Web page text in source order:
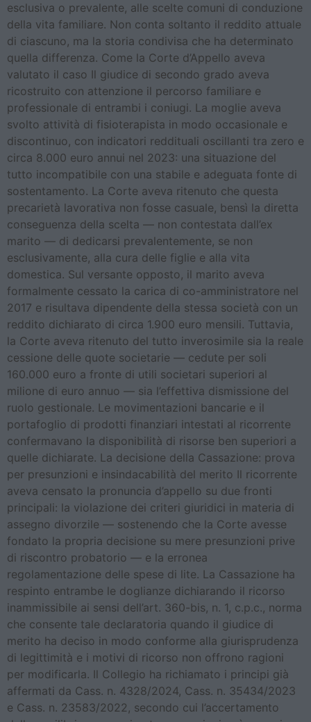
esclusiva o prevalente, alle scelte comuni di conduzione
della vita familiare. Non conta soltanto il reddito attuale
di ciascuno, ma la storia condivisa che ha determinato
quella differenza. Come la Corte d’Appello aveva
valutato il caso Il giudice di secondo grado aveva
ricostruito con attenzione il percorso familiare e
professionale di entrambi i coniugi. La moglie aveva
svolto attività di fisioterapista in modo occasionale e
discontinuo, con indicatori reddituali oscillanti tra zero e
circa 8.000 euro annui nel 2023: una situazione del
tutto incompatibile con una stabile e adeguata fonte di
sostentamento. La Corte aveva ritenuto che questa
precarietà lavorativa non fosse casuale, bensì la diretta
conseguenza della scelta — non contestata dall’ex
marito — di dedicarsi prevalentemente, se non
esclusivamente, alla cura delle figlie e alla vita
domestica. Sul versante opposto, il marito aveva
formalmente cessato la carica di co-amministratore nel
2017 e risultava dipendente della stessa società con un
reddito dichiarato di circa 1.900 euro mensili. Tuttavia,
la Corte aveva ritenuto del tutto inverosimile sia la reale
cessione delle quote societarie — cedute per soli
160.000 euro a fronte di utili societari superiori al
milione di euro annuo — sia l’effettiva dismissione del
ruolo gestionale. Le movimentazioni bancarie e il
portafoglio di prodotti finanziari intestati al ricorrente
confermavano la disponibilità di risorse ben superiori a
quelle dichiarate. La decisione della Cassazione: prova
per presunzioni e insindacabilità del merito Il ricorrente
aveva censato la pronuncia d’appello su due fronti
principali: la violazione dei criteri giuridici in materia di
assegno divorzile — sostenendo che la Corte avesse
fondato la propria decisione su mere presunzioni prive
di riscontro probatorio — e la erronea
regolamentazione delle spese di lite. La Cassazione ha
respinto entrambe le doglianze dichiarando il ricorso
inammissibile ai sensi dell’art. 360-bis, n. 1, c.p.c., norma
che consente tale declaratoria quando il giudice di
merito ha deciso in modo conforme alla giurisprudenza
di legittimità e i motivi di ricorso non offrono ragioni
per modificarla. Il Collegio ha richiamato i principi già
affermati da Cass. n. 4328/2024, Cass. n. 35434/2023
e Cass. n. 23583/2022, secondo cui l’accertamento